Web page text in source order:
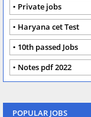
Private jobs
Haryana cet Test
10th passed Jobs
Notes pdf 2022
POPULAR JOBS